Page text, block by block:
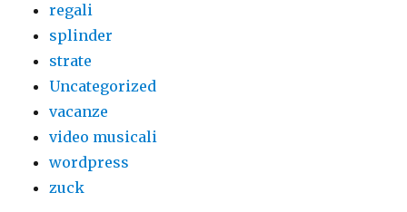
regali
splinder
strate
Uncategorized
vacanze
video musicali
wordpress
zuck